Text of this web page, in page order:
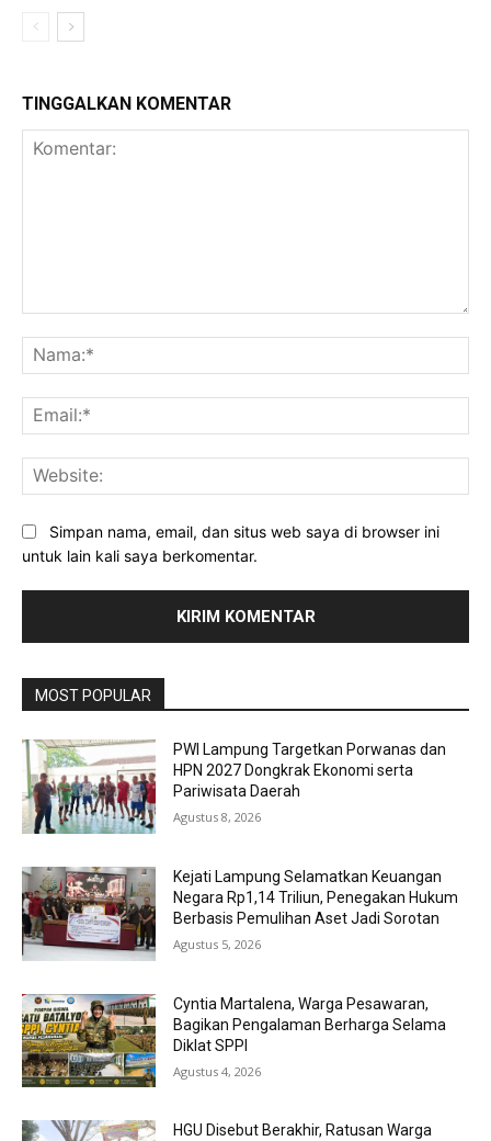
TINGGALKAN KOMENTAR
Simpan nama, email, dan situs web saya di browser ini
untuk lain kali saya berkomentar.
MOST POPULAR
PWI Lampung Targetkan Porwanas dan
HPN 2027 Dongkrak Ekonomi serta
Pariwisata Daerah
Agustus 8, 2026
Kejati Lampung Selamatkan Keuangan
Negara Rp1,14 Triliun, Penegakan Hukum
Berbasis Pemulihan Aset Jadi Sorotan
Agustus 5, 2026
Cyntia Martalena, Warga Pesawaran,
Bagikan Pengalaman Berharga Selama
Diklat SPPI
Agustus 4, 2026
HGU Disebut Berakhir, Ratusan Warga